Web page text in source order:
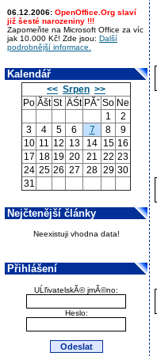
06.12.2006: OpenOffice.Org slaví
již šesté narozeniny !!!
Zapomeňte na Microsoft Office za víc
jak 10.000 Kč! Zde jsou: Další
podrobnější informace.
Kalendář
<< Srpen >>
Po Ăšt St ÄŚt PĂˇ So Ne
1
2
3
4 5 6 7 8
9
10 11 12 13 14 15 16
17 18 19 20 21 22 23
24 25 26 27 28 29 30
31
Nejčtenější články
Neexistuji vhodna data!
Přihlášení
UĹľivatelskĂ© jmĂ©no:
Heslo: